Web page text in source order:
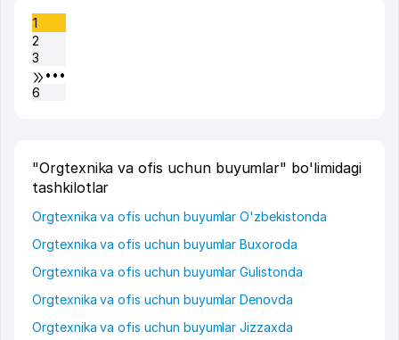
1
2
3
•••
6
"Orgtexnika va ofis uchun buyumlar" bo'limidagi
tashkilotlar
Orgtexnika va ofis uchun buyumlar O'zbekistonda
Orgtexnika va ofis uchun buyumlar Buxoroda
Orgtexnika va ofis uchun buyumlar Gulistonda
Orgtexnika va ofis uchun buyumlar Denovda
Orgtexnika va ofis uchun buyumlar Jizzaxda